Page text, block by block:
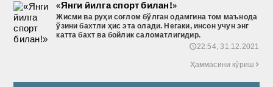
«Янги йилга спорт билан!»
Жисми ва руҳи соғлом бўлган одамгина том маънода
ўзини бахтли ҳис эта олади. Негаки, инсон учун энг
катта бахт ва бойлик саломатлигидир.
🕔22:54, 31.12.2021
Ҳаммасини кўриш